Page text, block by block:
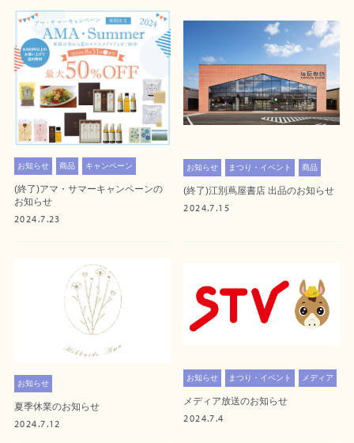
お知らせ 商品 キャンペーン
(終了)アマ・サマーキャンペーンの
お知らせ
2024.7.23
お知らせ まつり・イベント 商品
(終了)江別蔦屋書店 出品のお知らせ
2024.7.15
お知らせ
夏季休業のお知らせ
2024.7.12
お知らせ まつり・イベント メディア
メディア放送のお知らせ
2024.7.4